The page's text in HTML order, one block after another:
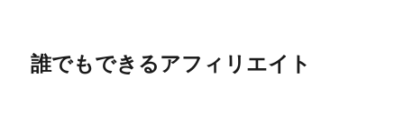
誰でもできるアフィリエイト